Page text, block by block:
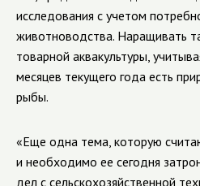
исследования с учетом
животноводства. Наращивать
товарной аквакультуры,
месяцев текущего года есть
рыбы.
«Еще одна тема, которую
и необходимо ее сегодня
дел с сельскохозяйственной